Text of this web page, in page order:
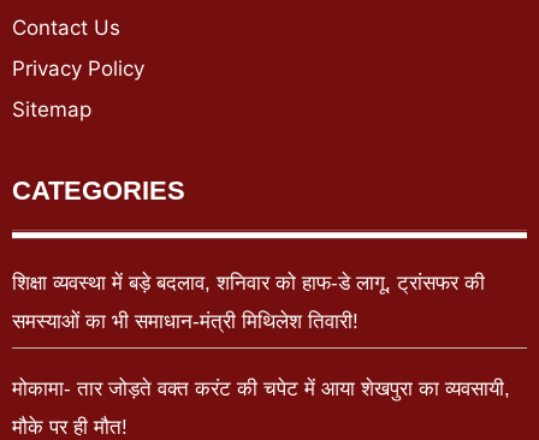
Contact Us
Privacy Policy
Sitemap
CATEGORIES
शिक्षा व्यवस्था में बड़े बदलाव, शनिवार को हाफ-डे लागू, ट्रांसफर की
समस्याओं का भी समाधान-मंत्री मिथिलेश तिवारी!
मोकामा- तार जोड़ते वक्त करंट की चपेट में आया शेखपुरा का व्यवसायी,
मौके पर ही मौत!